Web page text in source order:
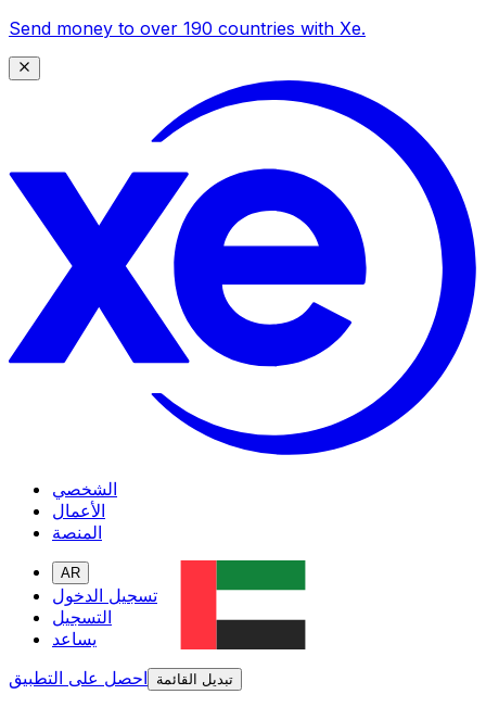
Send money to over 190 countries with Xe.
الشخصي
الأعمال
المنصة
AR
تسجيل الدخول
التسجيل
يساعد
احصل على التطبيق
تبديل القائمة